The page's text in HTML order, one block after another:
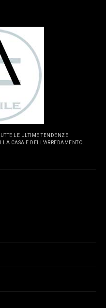
LE ULTIME TENDENZE
CASA E DELL'ARREDAMENTO.